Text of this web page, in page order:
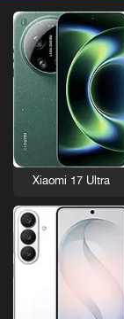
Xiaomi 17 Ultra